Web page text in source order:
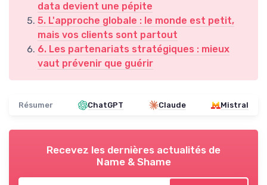
data devient une pépite
5. L'approche globale : le monde est petit,
mais vos clients sont partout
6. Les partenariats stratégiques : mieux
vaut prévenir que guérir
Résumer ChatGPT Claude Mistral
Recevez les dernières actualités de
Name & Shame